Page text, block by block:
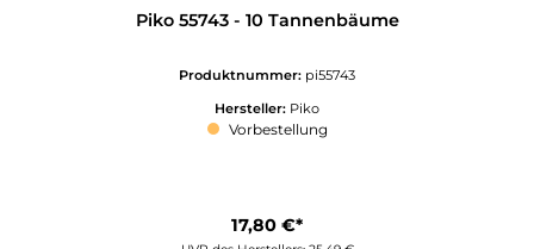
Piko 55743 - 10 Tannenbäume
Produktnummer: pi55743
Hersteller: Piko
Vorbestellung
17,80 €*